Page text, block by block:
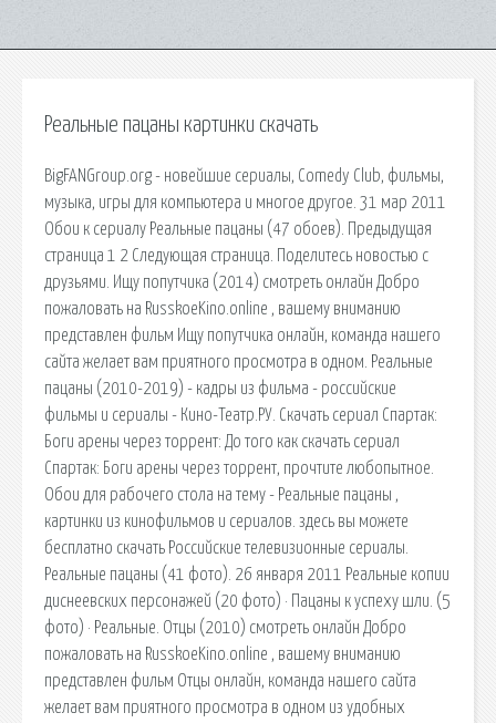
Реальные пацаны картинки скачать
BigFANGroup.org - новейшие сериалы, Comedy Club, фильмы,
музыка, игры для компьютера и многое другое. 31 мар 2011
Обои к сериалу Реальные пацаны (47 обоев). Предыдущая
страница 1 2 Следующая страница. Поделитесь новостью с
друзьями. Ищу попутчика (2014) смотреть онлайн Добро
пожаловать на RusskoeKino.online , вашему вниманию
представлен фильм Ищу попутчика онлайн, команда нашего
сайта желает вам приятного просмотра в одном. Реальные
пацаны (2010-2019) - кадры из фильма - российские
фильмы и сериалы - Кино-Театр.РУ. Скачать сериал Спартак:
Боги арены через торрент: До того как скачать сериал
Спартак: Боги арены через торрент, прочтите любопытное.
Обои для рабочего стола на тему - Реальные пацаны ,
картинки из кинофильмов и сериалов. здесь вы можете
бесплатно скачать Российские телевизионные сериалы.
Реальные пацаны (41 фото). 26 января 2011 Реальные копии
диснеевских персонажей (20 фото) · Пацаны к успеху шли. (5
фото) · Реальные. Отцы (2010) смотреть онлайн Добро
пожаловать на RusskoeKino.online , вашему вниманию
представлен фильм Отцы онлайн, команда нашего сайта
желает вам приятного просмотра в одном из удобных